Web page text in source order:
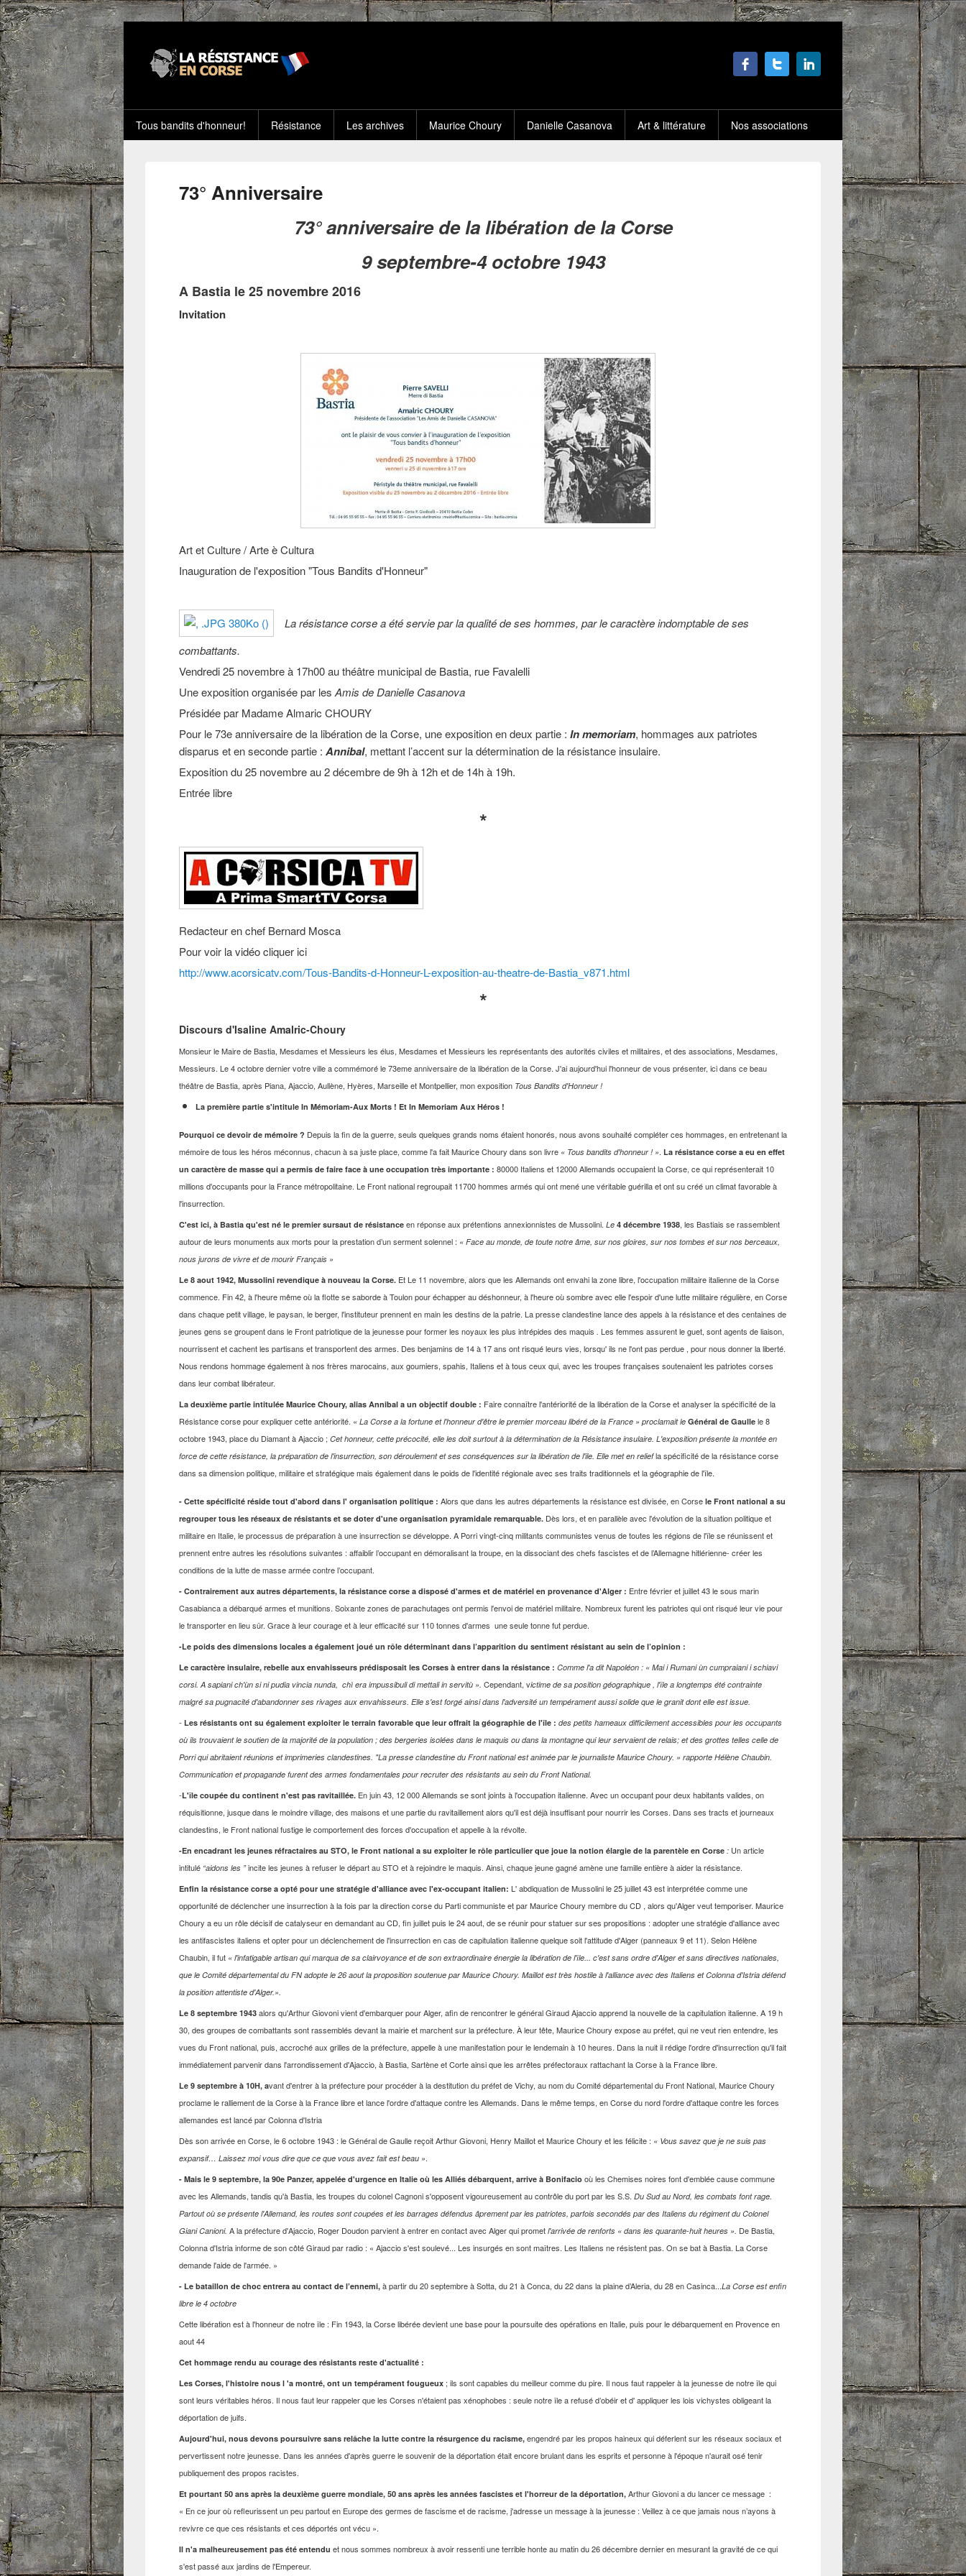
Tous bandits d'honneur! Résistance Les archives Maurice Choury Danielle Casanova Art & littérature Nos associations
73° Anniversaire
73° anniversaire de la libération de la Corse
9 septembre-4 octobre 1943
A Bastia le 25 novembre 2016
Invitation
Art et Culture / Arte è Cultura
Inauguration de l'exposition "Tous Bandits d'Honneur"
La résistance corse a été servie par la qualité de ses hommes, par le caractère indomptable de ses
combattants.
Vendredi 25 novembre à 17h00 au théâtre municipal de Bastia, rue Favalelli
Une exposition organisée par lesAmis de Danielle Casanova
Présidée par Madame Almaric CHOURY
Pour le 73e anniversaire de la libération de la Corse, une exposition en deux partie : In memoriam, hommages aux patriotes
disparus et en seconde partie : Annibal, mettant l’accent sur la détermination de la résistance insulaire.
Exposition du 25 novembre au 2 décembre de 9h à 12h et de 14h à 19h.
Entrée libre
*
Redacteur en chef Bernard Mosca
Pour voir la vidéo cliquer ici
http://www.acorsicatv.com/Tous-Bandits-d-Honneur-L-exposition-au-theatre-de-Bastia_v871.html
*
Discours d'Isaline Amalric-Choury
Monsieur le Maire de Bastia, Mesdames et Messieurs les élus, Mesdames et Messieurs les représentants des autorités civiles et militaires, et des associations, Mesdames,
Messieurs. Le 4 octobre dernier votre ville a commémoré le 73eme anniversaire de la libération de la Corse. J'ai aujourd'hui l'honneur de vous présenter, ici dans ce beau
théâtre de Bastia, après Piana, Ajaccio, Aullène, Hyères, Marseille et Montpellier, mon exposition Tous Bandits d'Honneur !
La première partie s'intitule In Mémoriam-Aux Morts ! Et In Memoriam Aux Héros !
Pourquoi ce devoir de mémoire ? Depuis la fin de la guerre, seuls quelques grands noms étaient honorés, nous avons souhaité compléter ces hommages, en entretenant la
mémoire de tous les héros méconnus, chacun à sa juste place, comme l'a fait Maurice Choury dans son livre « Tous bandits d'honneur ! ». La résistance corse a eu en effet
un caractère de masse qui a permis de faire face à une occupation très importante : 80000 Italiens et 12000 Allemands occupaient la Corse, ce qui représenterait 10
millions d'occupants pour la France métropolitaine. Le Front national regroupait 11700 hommes armés qui ont mené une véritable guérilla et ont su créé un climat favorable à
l'insurrection.
C'est ici, à Bastia qu'est né le premier sursaut de résistance en réponse aux prétentions annexionnistes de Mussolini. Le 4 décembre 1938, les Bastiais se rassemblent
autour de leurs monuments aux morts pour la prestation d’un serment solennel : « Face au monde, de toute notre âme, sur nos gloires, sur nos tombes et sur nos berceaux,
nous jurons de vivre et de mourir Français »
Le 8 aout 1942, Mussolini revendique à nouveau la Corse. Et Le 11 novembre, alors que les Allemands ont envahi la zone libre, l'occupation militaire italienne de la Corse
commence. Fin 42, à l'heure même où la flotte se saborde à Toulon pour échapper au déshonneur, à l'heure où sombre avec elle l'espoir d'une lutte militaire régulière, en Corse
dans chaque petit village, le paysan, le berger, l'instituteur prennent en main les destins de la patrie. La presse clandestine lance des appels à la résistance et des centaines de
jeunes gens se groupent dans le Front patriotique de la jeunessepour former les noyaux les plus intrépides des maquis . Les femmes assurent le guet, sont agents de liaison,
nourrissent et cachent les partisans et transportent des armes. Des benjamins de 14 à 17 ans ont risqué leurs vies, lorsqu' ils ne l'ont pas perdue , pour nous donner la liberté.
Nous rendons hommage également à nos frères marocains, aux goumiers, spahis, Italiens et à tous ceux qui, avec les troupes françaises soutenaient les patriotes corses
dans leur combat libérateur.
La deuxième partie intitulée Maurice Choury, alias Annibal a un objectif double : Faire connaître l'antériorité de la libération de la Corse et analyser la spécificité de la
Résistance corse pour expliquer cette antériorité. « La Corse a la fortune et l'honneur d'être le premier morceau libéré de la France » proclamait le Général de Gaulle le 8
octobre 1943, place du Diamant à Ajaccio ; Cet honneur, cette précocité, elle les doit surtout à la détermination de la Résistance insulaire. L'exposition présente la montée en
force de cette résistance, la préparation de l'insurrection, son déroulement et ses conséquences sur la libération de l'ile. Elle met en reliefla spécificité de la résistance corse
dans sa dimension politique, militaire et stratégique mais également dans le poids de l'identité régionale avec ses traits traditionnels et la géographie de l'île.
- Cette spécificité réside tout d'abord dans l' organisation politique : Alors que dans les autres départements la résistance est divisée, en Corse le Front national a su
regrouper tous les réseaux de résistants et se doter d'une organisation pyramidale remarquable. Dès lors, et en parallèle avec l'évolution de la situation politique et
militaire en Italie, le processus de préparation à une insurrection se développe. A Porri vingt-cinq militants communistes venus de toutes les régions de l'île se réunissent et
prennent entre autres les résolutions suivantes : affaiblir l’occupant en démoralisant la troupe, en la dissociant des chefs fascistes et de l’Allemagne hitlérienne- créer les
conditions de la lutte de masse armée contre l’occupant.
- Contrairement aux autres départements, la résistance corse a disposé d'armes et de matériel en provenance d'Alger : Entre février et juillet 43 le sous marin
Casabianca a débarqué armes et munitions. Soixante zones de parachutages ont permis l'envoi de matériel militaire. Nombreux furent les patriotes qui ont risqué leur vie pour
le transporter en lieu sûr. Grace à leur courage et à leur efficacité sur 110 tonnes d'armes une seule tonne fut perdue.
-Le poids des dimensions locales a également joué un rôle déterminant dans l’apparition du sentiment résistant au sein de l’opinion :
Le caractère insulaire, rebelle aux envahisseurs prédisposait les Corses à entrer dans la résistance : Comme l'a dit Napoléon : « Mai i Rumani ùn cumpraiani i schiavi
corsi. A sapiani ch'ùn si ni pudia vincia nunda, chì era impussibuli di mettali in servitù ». Cependant, victime de sa position géographique , l'île a longtemps été contrainte
malgré sa pugnacité d'abandonner ses rivages aux envahisseurs. Elle s'est forgé ainsi dans l'adversité un tempérament aussi solide que le granit dont elle est issue.
- Les résistants ont su également exploiter le terrain favorable que leur offrait la géographie de l'île : des petits hameaux difficilement accessibles pour les occupants
où ils trouvaient le soutien de la majorité de la population ; des bergeries isolées dans le maquis ou dans la montagne qui leur servaient de relais; et des grottes telles celle de
Porri qui abritaient réunions et imprimeries clandestines. "La presse clandestine du Front national est animée par le journaliste Maurice Choury. » rapporte Hélène Chaubin.
Communication et propagande furent des armes fondamentales pour recruter des résistants au sein du Front National.
-L'île coupée du continent n'est pas ravitaillée. En juin 43, 12 000 Allemands se sont joints à l'occupation italienne. Avec un occupant pour deux habitants valides, on
réquisitionne, jusque dans le moindre village, des maisons et une partie du ravitaillement alors qu'il est déjà insuffisant pour nourrir les Corses. Dans ses tracts et journeaux
clandestins, le Front national fustige le comportement des forces d'occupation et appelle à la révolte.
-En encadrant les jeunes réfractaires au STO, le Front national a su exploiter le rôle particulier que joue la notion élargie de la parentèle en Corse : Un article
intitulé “aidons les ”incite les jeunes à refuser le départ au STO et à rejoindre le maquis. Ainsi, chaque jeune gagné amène une famille entière à aider la résistance.
Enfin la résistance corse a opté pour une stratégie d'alliance avec l'ex-occupant italien: L' abdiquation de Mussolini le 25 juillet 43 est interprétée comme une
opportunité de déclencher une insurrection à la fois par la direction corse du Parti communiste et par Maurice Choury membre du CD , alors qu'Alger veut temporiser. Maurice
Choury a eu un rôle décisif de catalyseur en demandant au CD, fin juillet puis le 24 aout, de se réunir pour statuer sur ses propositions : adopter une stratégie d'alliance avec
les antifascistes italiens et opter pour un déclenchement de l'insurrection en cas de capitulation italienne quelque soit l'attitude d'Alger (panneaux 9 et 11). Selon Hélène
Chaubin, il fut « l'infatigable artisan qui marqua de sa clairvoyance et de son extraordinaire énergie la libération de l'île... c'est sans ordre d'Alger et sans directives nationales,
que le Comité départemental du FN adopte le 26 aout la proposition soutenue par Maurice Choury. Maillot est très hostile à l'alliance avec des Italiens et Colonna d'Istria défend
la position attentiste d'Alger.».
Le 8 septembre 1943 alors qu'Arthur Giovoni vient d'embarquer pour Alger, afin de rencontrer le général Giraud Ajaccio apprend la nouvelle de la capitulation italienne. A 19 h
30, des groupes de combattants sont rassemblés devant la mairie et marchent sur la préfecture. À leur tête, Maurice Choury expose au préfet, qui ne veut rien entendre, les
vues du Front national, puis, accroché aux grilles de la préfecture, appelle à une manifestation pour le lendemain à 10 heures. Dans la nuit il rédige l'ordre d'insurrection qu'il fait
immédiatement parvenir dans l'arrondissement d'Ajaccio, à Bastia, Sartène et Corte ainsi que les arrêtes préfectoraux rattachant la Corse à la France libre.
Le 9 septembre à 10H, avant d'entrer à la préfecture pour procéder à la destitution du préfet de Vichy, au nom du Comité départemental du Front National, Maurice Choury
proclame le ralliement de la Corse à la France libre et lance l'ordre d'attaque contre les Allemands. Dans le même temps, en Corse du nord l'ordre d'attaque contre les forces
allemandes est lancé par Colonna d'Istria
Dès son arrivée en Corse, le 6 octobre 1943 : le Général de Gaulle reçoit Arthur Giovoni, Henry Maillot et Maurice Choury et les félicite : « Vous savez que je ne suis pas
expansif… Laissez moi vous dire que ce que vous avez fait est beau ».
- Mais le 9 septembre, la 90e Panzer, appelée d'urgence en Italie où les Alliés débarquent, arrive à Bonifacio où les Chemises noires font d'emblée cause commune
avec les Allemands, tandis qu'à Bastia, les troupes du colonel Cagnoni s'opposent vigoureusement au contrôle du port par les S.S. Du Sud au Nord, les combats font rage.
Partout où se présente l'Allemand, les routes sont coupées et les barrages défendus âprement par les patriotes, parfois secondés par des Italiens du régiment du Colonel
Giani Canioni. A la préfecture d'Ajaccio, Roger Doudon parvient à entrer en contact avec Alger qui promet l'arrivée de renforts « dans les quarante-huit heures ». De Bastia,
Colonna d'Istria informe de son côté Giraud par radio : « Ajaccio s'est soulevé... Les insurgés en sont maîtres. Les Italiens ne résistent pas. On se bat à Bastia. La Corse
demande l'aide de l'armée. »
- Le bataillon de choc entrera au contact de l’ennemi, à partir du 20 septembre à Sotta, du 21 à Conca, du 22 dans la plaine d’Aleria, du 28 en Casinca...La Corse est enfin
libre le 4 octobre
Cette libération est à l'honneur de notre île : Fin 1943, la Corse libérée devient une basepour la poursuite des opérations en Italie, puis pour le débarquement en Provence en
aout 44
Cet hommage rendu au courage des résistants reste d'actualité :
Les Corses, l'histoire nous l 'a montré, ont un tempérament fougueux ; ils sont capables du meilleur comme du pire. Il nous faut rappeler à la jeunesse de notre île qui
sont leurs véritables héros. Il nous faut leur rappeler que les Corses n'étaient pas xénophobes : seule notre île a refusé d’obéir et d' appliquer les lois vichystes obligeant la
déportation de juifs.
Aujourd'hui, nous devons poursuivre sans relâche la lutte contre la résurgence du racisme, engendré par les propos haineux qui déferlent sur les réseaux sociaux et
pervertissent notre jeunesse. Dans les années d'après guerre le souvenir de la déportation était encore brulant dans les esprits et personne à l'époque n'aurait osé tenir
publiquement des propos racistes.
Et pourtant 50 ans après la deuxième guerre mondiale, 50 ans après les années fascistes et l'horreur de la déportation, Arthur Giovoni a du lancer ce message :
« En ce jour où refleurissent un peu partout en Europe des germes de fascisme et de racisme, j'adresse un message à la jeunesse : Veillez à ce que jamais nous n’ayons à
revivre ce que ces résistants et ces déportés ont vécu ».
Il n'a malheureusement pas été entendu et nous sommes nombreux à avoir ressenti une terrible honte au matin du 26 décembre dernier en mesurant la gravité de ce qui
s'est passé aux jardins de l'Empereur.